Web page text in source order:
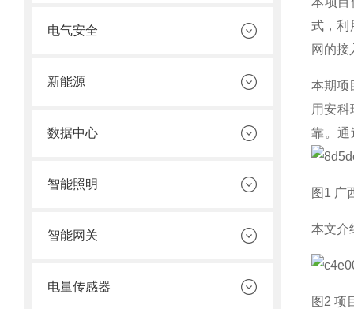
电气安全
新能源
数据中心
智能照明
智能网关
电量传感器
式，利
网的接
本期项
用安
靠。通
图1 广
本文介
图2 项